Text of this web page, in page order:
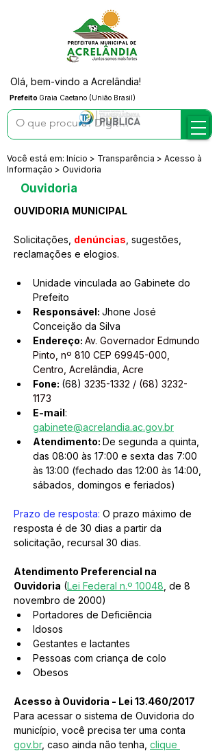
Prefeito Graia Caetano (União Brasil)
Olá, bem-vindo a Acrelândia!
Você está em: Início > Transparência > Acesso à
Informação > Ouvidoria
Ouvidoria
OUVIDORIA MUNICIPAL
Solicitações, denúncias , sugestões,
reclamações e elogios.
Unidade vinculada ao Gabinete do
Prefeito
Responsável: Jhone José
Conceição da Silva
Endereço: Av. Governador Edmundo
Pinto, nº 810 CEP 69945-000,
Centro, Acrelândia, Acre
Fone: (68) 3235-1332 / (68) 3232-
1173
E-mail:
gabinete@acrelandia.ac.gov.br
Atendimento: De segunda a quinta,
das 08:00 às 17:00 e sexta das 7:00
às 13:00 (fechado das 12:00 às 14:00,
sábados, domingos e feriados)
Prazo de resposta: O prazo máximo de
resposta é de 30 dias a partir da
solicitação, recursal 30 dias.
Atendimento Preferencial na
Ouvidoria (Lei Federal n.º 10048 , de 8
novembro de 2000)
Portadores de Deficiência
Idosos
Gestantes e lactantes
Pessoas com criança de colo
Obesos
Acesso à Ouvidoria - Lei 13.460/2017
Para acessar o sistema de Ouvidoria do
município, você precisa ter uma conta
gov.br, caso ainda não tenha, clique